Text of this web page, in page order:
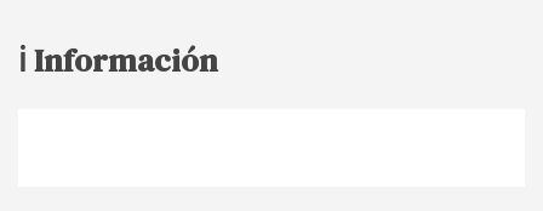
ℹ️ Información